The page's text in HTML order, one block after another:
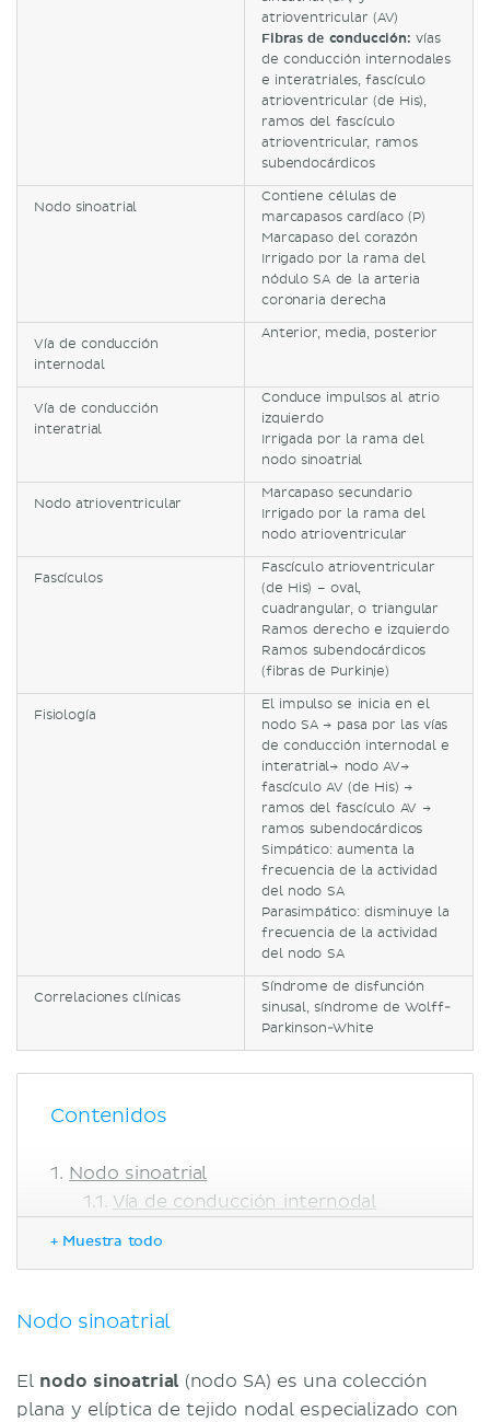
atrioventricular (AV)
Fibras de conducción: vías
de conducción internodales
e interatriales, fascículo
atrioventricular (de His),
ramos del fascículo
atrioventricular, ramos
subendocárdicos
Nodo sinoatrial
Contiene células de
marcapasos cardíaco (P)
Marcapaso del corazón
Irrigado por la rama del
nódulo SA de la arteria
coronaria derecha
Vía de conducción
internodal
Anterior, media, posterior
Vía de conducción
interatrial
Conduce impulsos al atrio
izquierdo
Irrigada por la rama del
nodo sinoatrial
Nodo atrioventricular
Marcapaso secundario
Irrigado por la rama del
nodo atrioventricular
Fascículos
Fascículo atrioventricular
(de His) – oval,
cuadrangular, o triangular
Ramos derecho e izquierdo
Ramos subendocárdicos
(fibras de Purkinje)
Fisiología
El impulso se inicia en el
nodo SA → pasa por las vías
de conducción internodal e
interatrial→ nodo AV→
fascículo AV (de His) →
ramos del fascículo AV →
ramos subendocárdicos
Simpático: aumenta la
frecuencia de la actividad
del nodo SA
Parasimpático: disminuye la
frecuencia de la actividad
del nodo SA
Correlaciones clínicas
Síndrome de disfunción
sinusal, síndrome de Wolff-
Parkinson-White
Contenidos
Nodo sinoatrial
Vía de conducción internodal
Ramos derecho e izquierdo del
Ramos subendocárdicos (de
Purkinje)
+ Muestra todo
Nodo sinoatrial
El nodo sinoatrial(nodo SA) es una colección
plana y elíptica de tejido nodal especializado con